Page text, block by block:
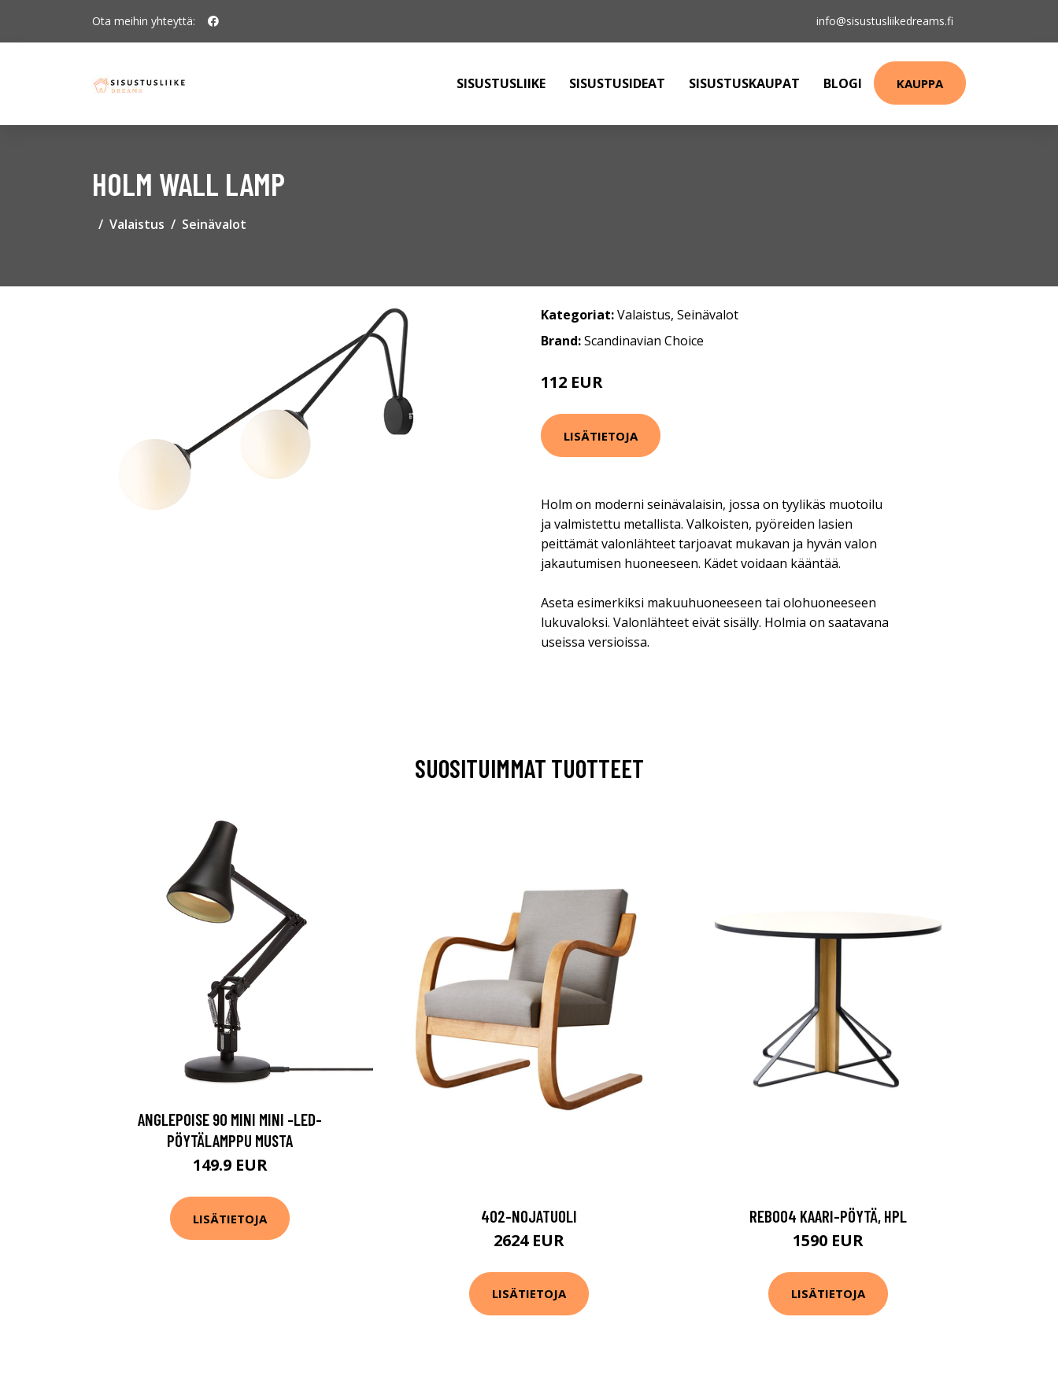
Ota meihin yhteyttä: info@sisustusliikedreams.fi
SISUSTUSLIIKE SISUSTUSIDEAT SISUSTUSKAUPAT BLOGI KAUPPA
HOLM WALL LAMP
Valaistus Seinävalot
Kategoriat:Valaistus, Seinävalot
Brand:Scandinavian Choice
112 EUR
LISÄTIETOJA
Holm on moderni seinävalaisin, jossa on tyylikäs muotoilu
ja valmistettu metallista. Valkoisten, pyöreiden lasien
peittämät valonlähteet tarjoavat mukavan ja hyvän valon
jakautumisen huoneeseen. Kädet voidaan kääntää.
Aseta esimerkiksi makuuhuoneeseen tai olohuoneeseen
lukuvaloksi. Valonlähteet eivät sisälly. Holmia on saatavana
useissa versioissa.
SUOSITUIMMAT TUOTTEET
ANGLEPOISE 90 MINI MINI -LED-
PÖYTÄLAMPPU MUSTA
149.9 EUR
LISÄTIETOJA 402-NOJATUOLI
2624 EUR
LISÄTIETOJA
REB004 KAARI-PÖYTÄ, HPL
1590 EUR
LISÄTIETOJA